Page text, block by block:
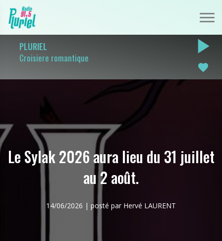
PLURIEL
Croisiere romantique
play_arrow
favorite
Le Sylak 2026 aura lieu du 31 juillet
au 2 août.
14/06/2026 | posté par Hervé LAURENT